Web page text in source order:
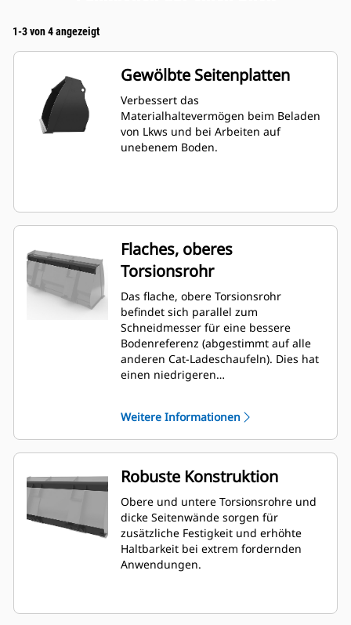
1-3 von 4 angezeigt
Gewölbte Seitenplatten
Verbessert das
Materialhaltevermögen beim Beladen
von Lkws und bei Arbeiten auf
unebenem Boden.
Flaches, oberes
Torsionsrohr
Das flache, obere Torsionsrohr
befindet sich parallel zum
Schneidmesser für eine bessere
Bodenreferenz (abgestimmt auf alle
anderen Cat-Ladeschaufeln). Dies hat
einen niedrigeren
Folge. Winkel und Platzierung des
Schneidmessers können aus der
Fahrerkabine leichter erfasst werden.
Weitere Informationen
Robuste Konstruktion
Obere und untere Torsionsrohre und
dicke Seitenwände sorgen für
zusätzliche Festigkeit und erhöhte
Haltbarkeit bei extrem fordernden
Anwendungen.